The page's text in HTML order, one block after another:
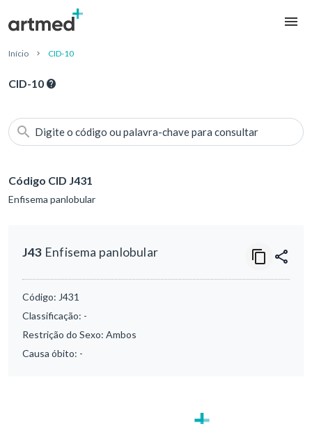
Início CID-10
CID-10
Digite o código ou palavra-chave para consultar
Código CID J431
Enfisema panlobular
J43 Enfisema panlobular
Código: J431
Classificação: -
Restrição do Sexo: Ambos
Causa óbito: -